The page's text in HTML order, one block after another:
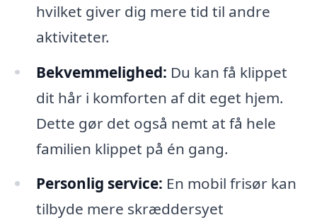
hvilket giver dig mere tid til andre
aktiviteter.
Bekvemmelighed: Du kan få klippet
dit hår i komforten af dit eget hjem.
Dette gør det også nemt at få hele
familien klippet på én gang.
Personlig service: En mobil frisør kan
tilbyde mere skræddersyet